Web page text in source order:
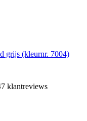
grijs (kleurnr. 7004)
klantreviews